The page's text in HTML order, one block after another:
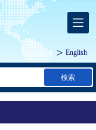
English
検索